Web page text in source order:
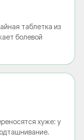
таблетка из
болевой
хуже: у